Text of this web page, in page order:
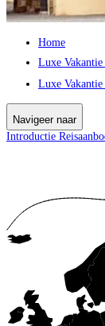
Home
Luxe
Luxe
Navigeer naar
Introductie